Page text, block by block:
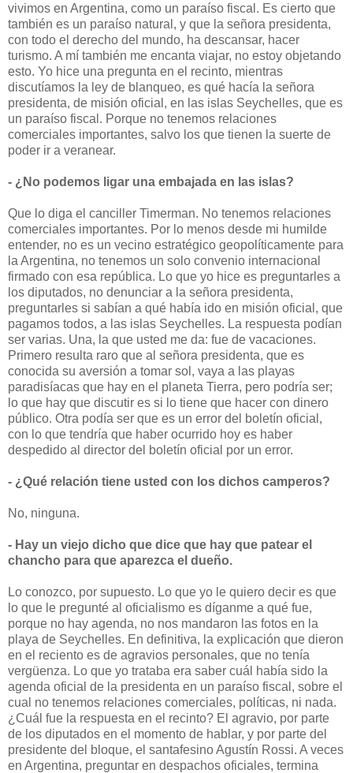
vivimos en Argentina, como un paraíso fiscal. Es cierto que
también es un paraíso natural, y que la señora presidenta,
con todo el derecho del mundo, ha descansar, hacer
turismo. A mí también me encanta viajar, no estoy objetando
esto. Yo hice una pregunta en el recinto, mientras
discutíamos la ley de blanqueo, es qué hacía la señora
presidenta, de misión oficial, en las islas Seychelles, que es
un paraíso fiscal. Porque no tenemos relaciones
comerciales importantes, salvo los que tienen la suerte de
poder ir a veranear.
- ¿No podemos ligar una embajada en las islas?
Que lo diga el canciller Timerman. No tenemos relaciones
comerciales importantes. Por lo menos desde mi humilde
entender, no es un vecino estratégico geopolíticamente para
la Argentina, no tenemos un solo convenio internacional
firmado con esa república. Lo que yo hice es preguntarles a
los diputados, no denunciar a la señora presidenta,
preguntarles si sabían a qué había ido en misión oficial, que
pagamos todos, a las islas Seychelles. La respuesta podían
ser varias. Una, la que usted me da: fue de vacaciones.
Primero resulta raro que al señora presidenta, que es
conocida su aversión a tomar sol, vaya a las playas
paradisíacas que hay en el planeta Tierra, pero podría ser;
lo que hay que discutir es si lo tiene que hacer con dinero
público. Otra podía ser que es un error del boletín oficial,
con lo que tendría que haber ocurrido hoy es haber
despedido al director del boletín oficial por un error.
- ¿Qué relación tiene usted con los dichos camperos?
No, ninguna.
- Hay un viejo dicho que dice que hay que patear el
chancho para que aparezca el dueño.
Lo conozco, por supuesto. Lo que yo le quiero decir es que
lo que le pregunté al oficialismo es díganme a qué fue,
porque no hay agenda, no nos mandaron las fotos en la
playa de Seychelles. En definitiva, la explicación que dieron
en el reciento es de agravios personales, que no tenía
vergüenza. Lo que yo trataba era saber cuál había sido la
agenda oficial de la presidenta en un paraíso fiscal, sobre el
cual no tenemos relaciones comerciales, políticas, ni nada.
¿Cuál fue la respuesta en el recinto? El agravio, por parte
de los diputados en el momento de hablar, y por parte del
presidente del bloque, el santafesino Agustín Rossi. A veces
en Argentina, preguntar en despachos oficiales, termina